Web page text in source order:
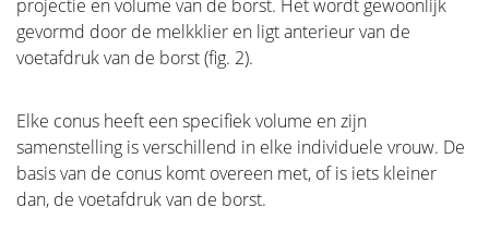
Beslissen
Borstreconstructie
Adjuvante therapie
projectie en volume van de borst. Het wordt gewoonlijk
gevormd door de melkklier en ligt anterieur van de
voetafdruk van de borst (fig. 2).
Elke conus heeft een specifiek volume en zijn
samenstelling is verschillend in elke individuele vrouw. De
basis van de conus komt overeen met, of is iets kleiner
dan, de voetafdruk van de borst.